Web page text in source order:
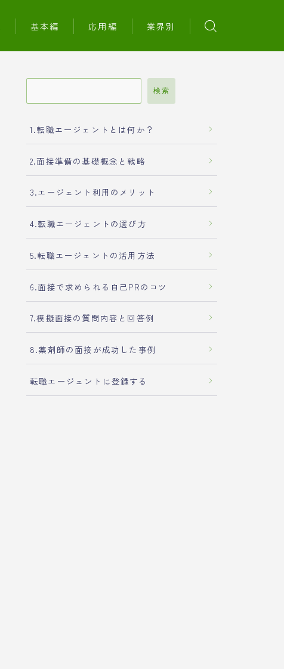
基本編 応用編 業界別
検索
1.転職エージェントとは何か？
2.面接準備の基礎概念と戦略
3.エージェント利用のメリット
4.転職エージェントの選び方
5.転職エージェントの活用方法
6.面接で求められる自己PRのコツ
7.模擬面接の質問内容と回答例
8.薬剤師の面接が成功した事例
転職エージェントに登録する